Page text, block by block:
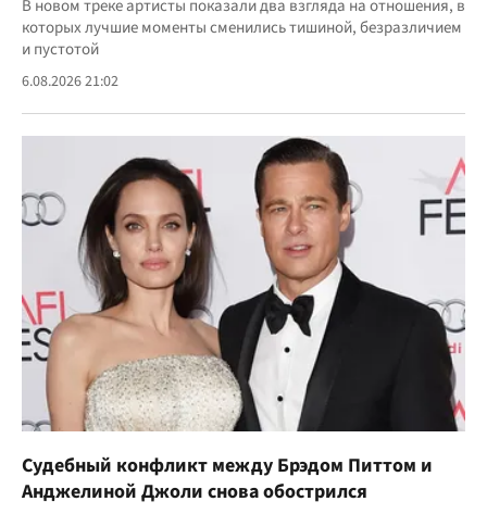
В новом треке артисты показали два взгляда на отношения, в
которых лучшие моменты сменились тишиной, безразличием
и пустотой
6.08.2026 21:02
Судебный конфликт между Брэдом Питтом и
Анджелиной Джоли снова обострился